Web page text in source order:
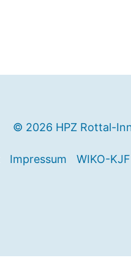
© 2026 HPZ Rottal-
Impressum WIKO-KJF